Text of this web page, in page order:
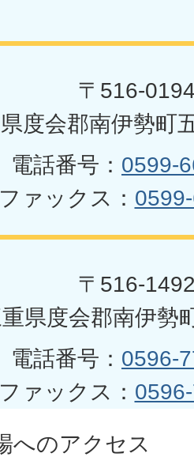
〒516-
度会郡南伊勢町
電話番号： 0599-
ファックス：
〒516-
県度会郡南伊勢
電話番号： 0596-
ファックス：
へのアクセス